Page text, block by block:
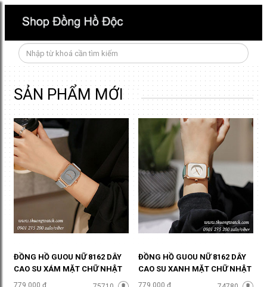
SẢN PHẨM MỚI
ĐỒNG HỒ GUOU NỮ 8162 DÂY
CAO SU XÁM MẶT CHỮ NHẬT
XÁM THỜI THƯỢNG ĐHĐ38507
779.000 ₫
ĐỒNG HỒ GUOU NỮ 8162 DÂY
CAO SU XANH MẶT CHỮ NHẬT
TRẮNG SÀNH ĐIỆU ĐHĐ38506
779.000 ₫